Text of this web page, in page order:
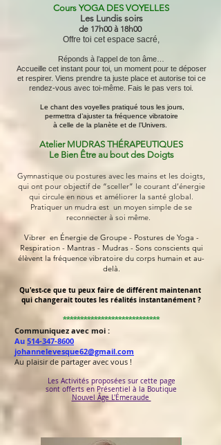
Cours YOGA DES VOYELLES
Les Lundis soirs
de 17h00 à 18h00
Offre toi cet espace sacré,
Réponds à l’appel de ton âme…
Accueille cet instant pour toi, un moment pour te déposer
et respirer. Viens prendre ta juste place et autorise toi ce
rendez-vous avec toi-même. Fais le pas vers toi.​
Le chant des voyelles pratiqué tous les jours,
permettra d’ajuster ta fréquence vibratoire
à celle de la planète et de l’Univers.
Atelier MUDRAS THÉRAPEUTIQUES
Le Bien Être au bout des Doigts
Gymnastique ou postures avec les mains et les doigts,
qui ont pour objectif de “sceller” le courant d’énergie
qui circule en nous et améliorer la santé global.
Pratiquer un mudra est un moyen simple de se
reconnecter à soi même.
Vibrer en ​Énergie de Groupe - Postures de Yoga -
Respiration - Mantras - Mudras - Sons conscients qui
élèvent la fréquence vibratoire du corps humain et au-
delà.
Qu'est-ce que tu peux faire de différent maintenant
qui changerait toutes les réalités instantanément ?
****************************
Communiquez avec moi :
Au 514-347-8600
johannelevesque62@gmail.com
Au plaisir de partager avec vous !
Les Activités proposées sur cette page
sont offerts en Présentiel à la Boutique
Nouvel Âge L'Émeraude